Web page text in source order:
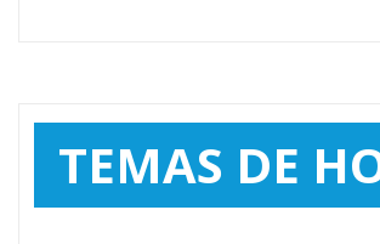
TEMAS DE